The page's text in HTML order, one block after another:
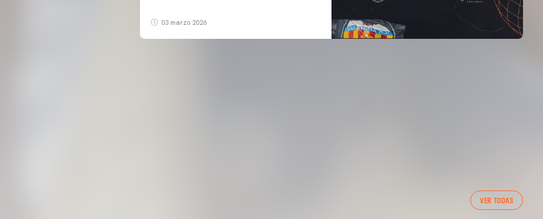
03 marzo 2026
VER TODAS